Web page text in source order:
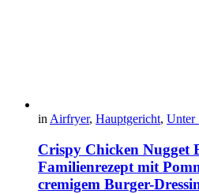
inAirfryer, Hauptgericht, Unter
Crispy Chicken Nugget
Familienrezept mit
cremigem Burger-